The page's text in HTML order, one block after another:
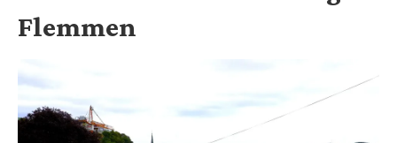
Flemmen